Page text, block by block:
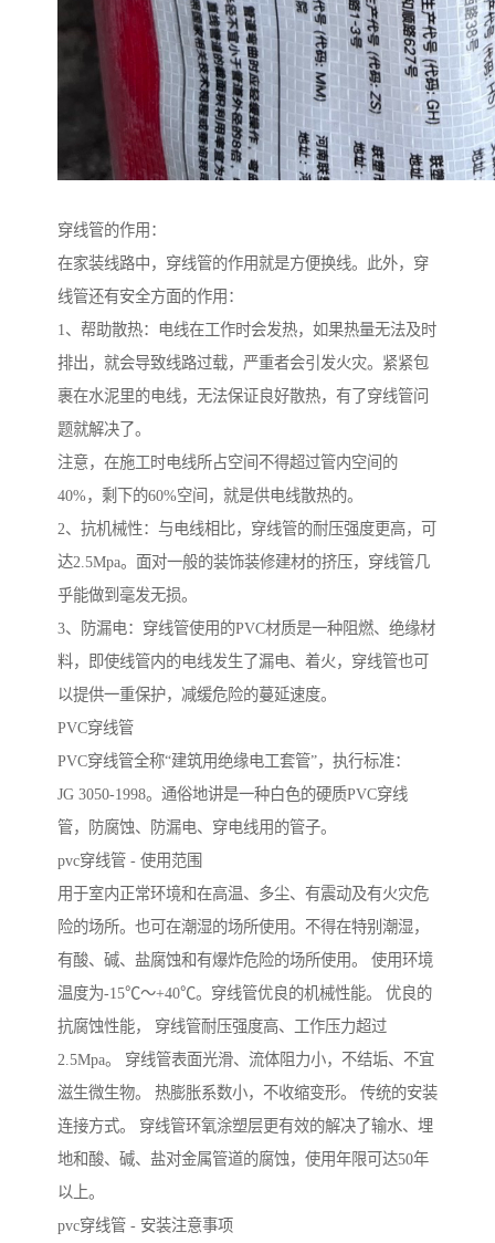
穿线管的作用：
在家装线路中，穿线管的作用就是方便换线。此外，穿
线管还有安全方面的作用：
1、帮助散热：电线在工作时会发热，如果热量无法及时
排出，就会导致线路过载，严重者会引发火灾。紧紧包
裹在水泥里的电线，无法保证良好散热，有了穿线管问
题就解决了。
注意，在施工时电线所占空间不得超过管内空间的
40%，剩下的60%空间，就是供电线散热的。
2、抗机械性：与电线相比，穿线管的耐压强度更高，可
达2.5Mpa。面对一般的装饰装修建材的挤压，穿线管几
乎能做到毫发无损。
3、防漏电：穿线管使用的PVC材质是一种阻燃、绝缘材
料，即使线管内的电线发生了漏电、着火，穿线管也可
以提供一重保护，减缓危险的蔓延速度。
PVC穿线管
PVC穿线管全称“建筑用绝缘电工套管”，执行标准：
JG 3050-1998。通俗地讲是一种白色的硬质PVC穿线
管，防腐蚀、防漏电、穿电线用的管子。
pvc穿线管 - 使用范围
用于室内正常环境和在高温、多尘、有震动及有火灾危
险的场所。也可在潮湿的场所使用。不得在特别潮湿，
有酸、碱、盐腐蚀和有爆炸危险的场所使用。 使用环境
温度为-15℃～+40℃。穿线管优良的机械性能。 优良的
抗腐蚀性能， 穿线管耐压强度高、工作压力超过
2.5Mpa。 穿线管表面光滑、流体阻力小，不结垢、不宜
滋生微生物。 热膨胀系数小，不收缩变形。 传统的安装
连接方式。 穿线管环氧涂塑层更有效的解决了输水、埋
地和酸、碱、盐对金属管道的腐蚀，使用年限可达50年
以上。
pvc穿线管 - 安装注意事项